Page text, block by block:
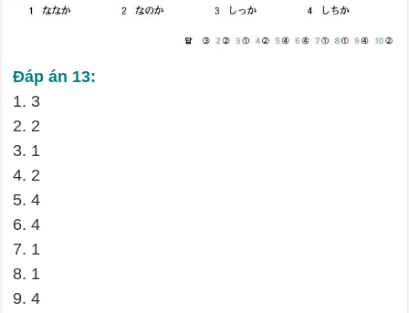
Đáp án 13:
1. 3
2. 2
3. 1
4. 2
5. 4
6. 4
7. 1
8. 1
9. 4